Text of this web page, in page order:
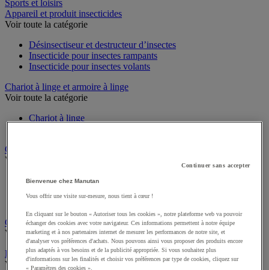
Sports et loisirs
Appareil et produit insecticides
Désinsectiseur et destructeur d’insectes
Insecticide pour insectes rampants
Chariot à linge et armoire à linge
Chariot de nettoyage
Chariot de lavage
Chariot de ménage
Cireuse à chaussures
Voir toute la catégorie
Équipement sanitaires, douche et salle de bain
Continuer sans accepter
Bienvenue chez Manutan
Vous offrir une visite sur-mesure, nous tient à cœur !
En cliquant sur le bouton « Autoriser tous les cookies », notre plateforme web va pouvoir
échanger des cookies avec votre navigateur. Ces informations permettent à notre équipe
marketing et à nos partenaires internet de mesurer les performances de notre site, et
d'analyser vos préférences d'achats. Nous pouvons ainsi vous proposer des produits encore
plus adaptés à vos besoins et de la publicité appropriée. Si vous souhaitez plus
d'informations sur les finalités et choisir vos préférences par type de cookies, cliquez sur
« Paramètres des cookies ».